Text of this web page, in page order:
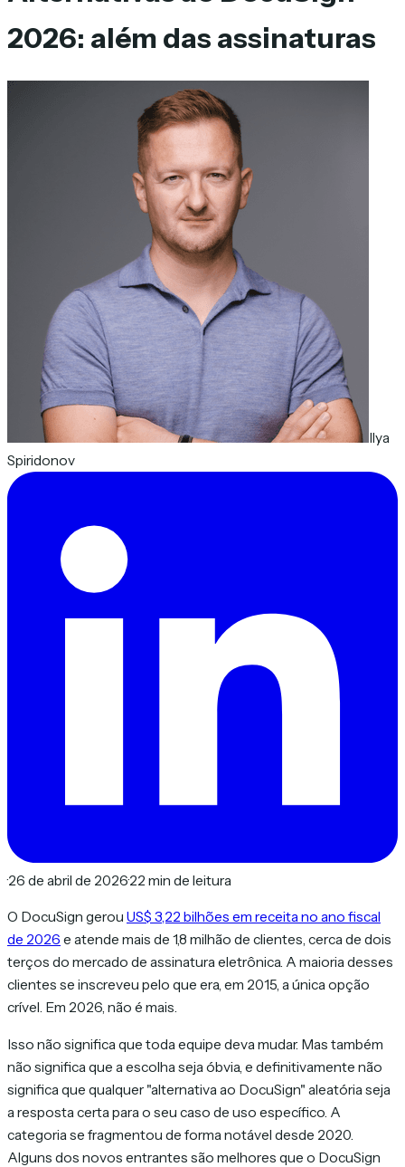
2026: além das assinaturas
Ilya
Spiridonov
·26 de abril de 2026·22 min de leitura
O DocuSign gerou US$ 3,22 bilhões em receita no ano fiscal
de 2026 e atende mais de 1,8 milhão de clientes, cerca de dois
terços do mercado de assinatura eletrônica. A maioria desses
clientes se inscreveu pelo que era, em 2015, a única opção
crível. Em 2026, não é mais.
Isso não significa que toda equipe deva mudar. Mas também
não significa que a escolha seja óbvia, e definitivamente não
significa que qualquer "alternativa ao DocuSign" aleatória seja
a resposta certa para o seu caso de uso específico. A
categoria se fragmentou de forma notável desde 2020.
Alguns dos novos entrantes são melhores que o DocuSign